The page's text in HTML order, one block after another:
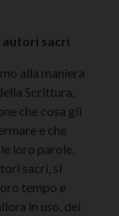
autori sacri
alla maniera
Scrittura,
che cosa gli
e che
loro parole.
sacri, si
tempo e
in uso, dei